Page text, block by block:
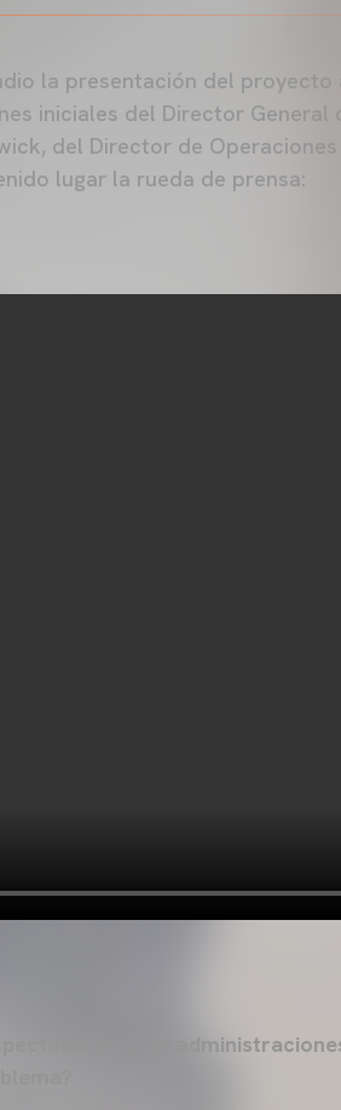
la presentación del proyecto
iniciales del Director General
del Director de Operaciones
lugar la rueda de prensa:
y las